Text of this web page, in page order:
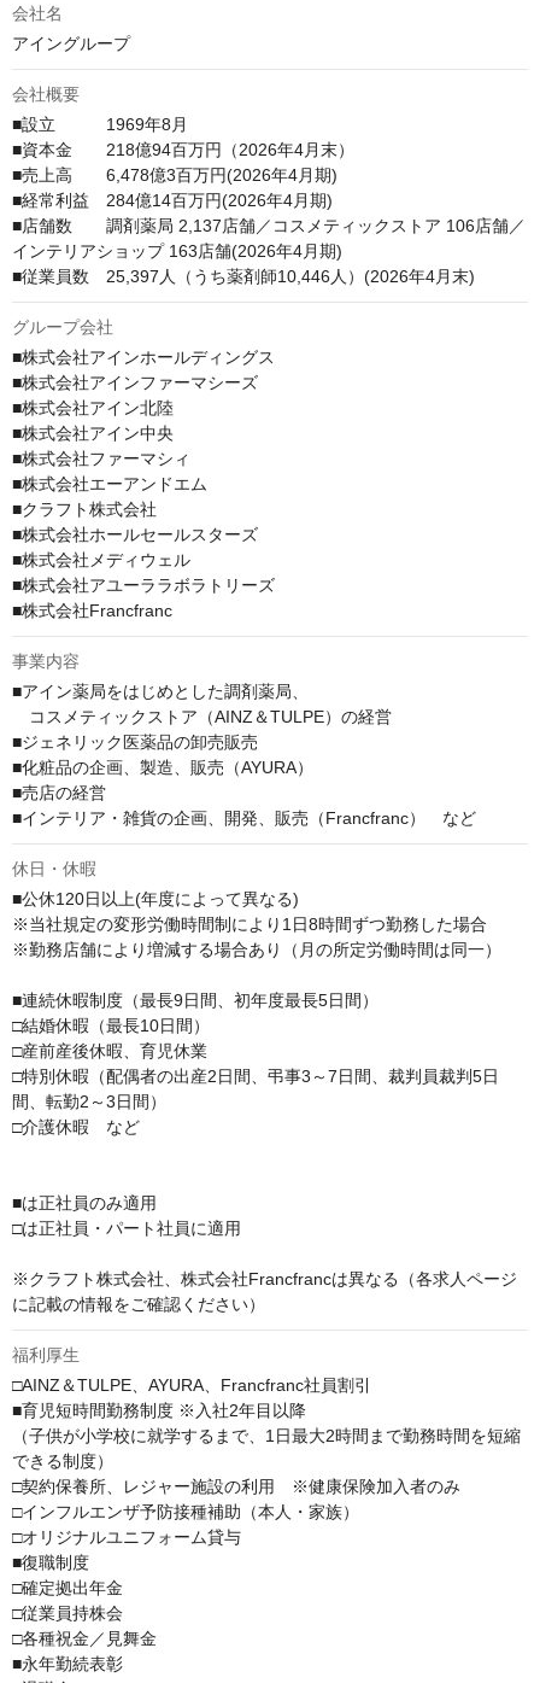
会社名
アイングループ
会社概要
■設立　　　1969年8月
■資本金　　218億94百万円（2026年4月末）
■売上高　　6,478億3百万円(2026年4月期)
■経常利益　284億14百万円(2026年4月期)
■店舗数　　調剤薬局 2,137店舗／コスメティックストア 106店舗／
インテリアショップ 163店舗(2026年4月期)
■従業員数　25,397人（うち薬剤師10,446人）(2026年4月末)
グループ会社
■株式会社アインホールディングス
■株式会社アインファーマシーズ
■株式会社アイン北陸
■株式会社アイン中央
■株式会社ファーマシィ
■株式会社エーアンドエム
■クラフト株式会社
■株式会社ホールセールスターズ
■株式会社メディウェル
■株式会社アユーララボラトリーズ
■株式会社Francfranc
事業内容
■アイン薬局をはじめとした調剤薬局、
コスメティックストア（AINZ＆TULPE）の経営
■ジェネリック医薬品の卸売販売
■化粧品の企画、製造、販売（AYURA）
■売店の経営
■インテリア・雑貨の企画、開発、販売（Francfranc）　など
休日・休暇
■公休120日以上(年度によって異なる)
※当社規定の変形労働時間制により1日8時間ずつ勤務した場合
※勤務店舗により増減する場合あり（月の所定労働時間は同一）
■連続休暇制度（最長9日間、初年度最長5日間）
□結婚休暇（最長10日間）
□産前産後休暇、育児休業
□特別休暇（配偶者の出産2日間、弔事3～7日間、裁判員裁判5日
間、転勤2～3日間）
□介護休暇　など
■は正社員のみ適用
□は正社員・パート社員に適用
※クラフト株式会社、株式会社Francfrancは異なる（各求人ページ
に記載の情報をご確認ください）
福利厚生
□AINZ＆TULPE、AYURA、Francfranc社員割引
■育児短時間勤務制度 ※入社2年目以降
（子供が小学校に就学するまで、1日最大2時間まで勤務時間を短縮
できる制度）
□契約保養所、レジャー施設の利用　※健康保険加入者のみ
□インフルエンザ予防接種補助（本人・家族）
□オリジナルユニフォーム貸与
■復職制度
□確定拠出年金
□従業員持株会
□各種祝金／見舞金
■永年勤続表彰